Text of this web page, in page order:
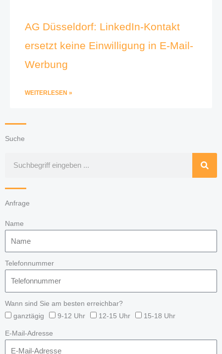
AG Düsseldorf: LinkedIn-Kontakt
ersetzt keine Einwilligung in E-Mail-
Werbung
WEITERLESEN »
Suche
Anfrage
Name
Telefonnummer
Wann sind Sie am besten erreichbar?
ganztägig
9-12 Uhr 12-15 Uhr 15-18 Uhr
E-Mail-Adresse